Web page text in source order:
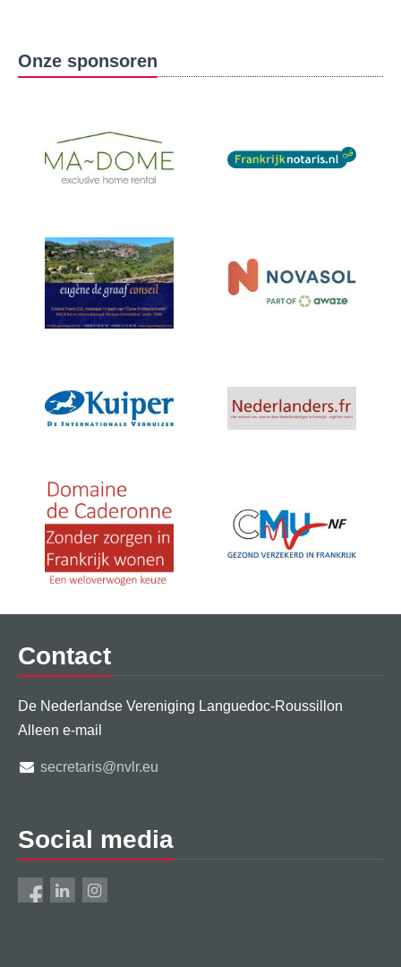
Onze sponsoren
Contact
De Nederlandse Vereniging Languedoc-Roussillon
Alleen e-mail
secretaris@nvlr.eu
Social media